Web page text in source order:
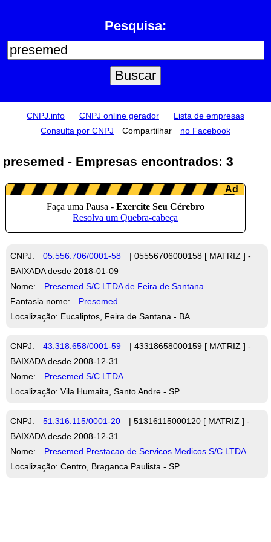
Pesquisa:
CNPJ.info CNPJ online gerador
Lista de empresas
Consulta por CNPJ
Compartilhar no Facebook
presemed - Empresas encontrados: 3
CNPJ: 05.556.706/0001-58
| 05556706000158 [ MATRIZ ] -
BAIXADA desde 2018-01-09
Nome:
Presemed S/C LTDA de Feira de Santana
Fantasia nome:
Presemed
Localização: Eucaliptos, Feira de Santana - BA
CNPJ: 43.318.658/0001-59
| 43318658000159 [ MATRIZ ] -
BAIXADA desde 2008-12-31
Nome:
Presemed S/C LTDA
Localização: Vila Humaita, Santo Andre - SP
CNPJ: 51.316.115/0001-20
| 51316115000120 [ MATRIZ ] -
BAIXADA desde 2008-12-31
Nome:
Presemed Prestacao de Servicos Medicos S/C LTDA
Localização: Centro, Braganca Paulista - SP